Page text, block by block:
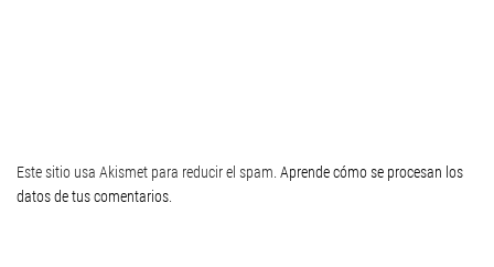
Este sitio usa Akismet para reducir el spam. Aprende cómo se procesan los
datos de tus comentarios